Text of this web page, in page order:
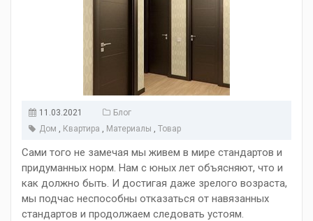
11.03.2021
Блог
Дом , Квартира , Материалы , Товар
Сами того не замечая мы живем в мире стандартов и
придуманных норм. Нам с юных лет объясняют, что и
как должно быть. И достигая даже зрелого возраста,
мы подчас неспособны отказаться от навязанных
стандартов и продолжаем следовать устоям.